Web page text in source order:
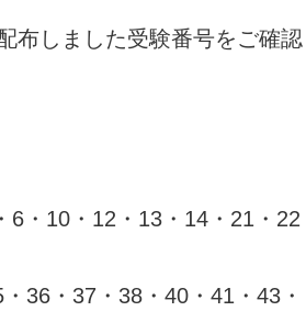
グッズ
布しました受験番号をご確
6・10・12・13・14・21・22
36・37・38・40・41・43・